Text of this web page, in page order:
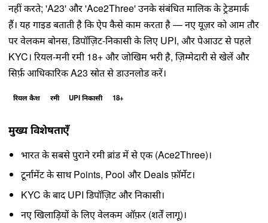
नहीं करते; 'A23' और 'Ace2Three' उनके संबंधित मालिक के ट्रेडमार्क
हैं। यह गाइड बताती है कि ऐप कैसे काम करता है — नए यूज़र को आम तौर
पर वेलकम बोनस, डिपॉज़िट-निकासी के लिए UPI, और पेआउट से पहले
KYC। रियल-मनी रमी 18+ और जोखिम भरी है, ज़िम्मेदारी से खेलें और
सिर्फ़ आधिकारिक A23 स्रोत से डाउनलोड करें।
रियल कैश रमी UPI निकासी 18+
मुख्य विशेषताएँ
भारत के सबसे पुराने रमी ब्रांड में से एक (Ace2Three)।
टूर्नामेंट के साथ Points, Pool और Deals फ़ॉर्मेट।
KYC के बाद UPI डिपॉज़िट और निकासी।
नए खिलाड़ियों के लिए वेलकम ऑफ़र (शर्तें लागू)।